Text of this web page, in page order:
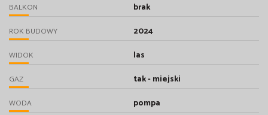
BALKON brak
ROK BUDOWY 2024
WIDOK las
GAZ tak - miejski
WODA pompa